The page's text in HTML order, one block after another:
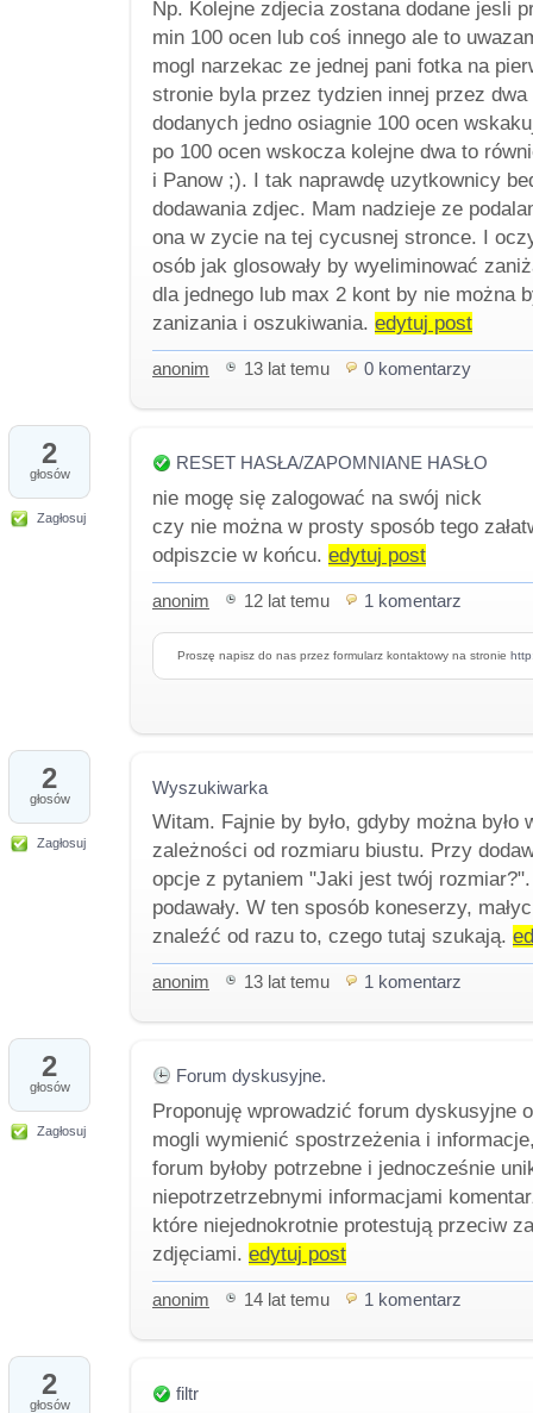
Np. Kolejne zdjecia zostana dodane jesli
min 100 ocen lub coś innego ale to
mogl narzekac ze jednej pani fotka na
stronie byla przez tydzien innej przez
dodanych jedno osiagnie 100 ocen
po 100 ocen wskocza kolejne dwa to
i Panow ;). I tak naprawdę uzytkownicy
dodawania zdjec. Mam nadzieje ze
ona w zycie na tej cycusnej stronce. I
osób jak glosowały by wyeliminować
dla jednego lub max 2 kont by nie można
zanizania i oszukiwania. edytuj post
anonim 13 lat temu 0 komentarzy
2
głosów
Zagłosuj
RESET HASŁA/ZAPOMNIANE HASŁO
nie mogę się zalogować na swój nick
czy nie można w prosty sposób tego
odpiszcie w końcu. edytuj post
anonim 12 lat temu 1 komentarz
Proszę napisz do nas przez formularz kontaktowy na stronie
2
głosów
Zagłosuj
Wyszukiwarka
Witam. Fajnie by było, gdyby można
zależności od rozmiaru biustu. Przy
opcje z pytaniem "Jaki jest twój
podawały. W ten sposób koneserzy,
znaleźć od razu to, czego tutaj szukają.
anonim 13 lat temu 1 komentarz
2
głosów
Zagłosuj
Forum dyskusyjne.
Proponuję wprowadzić forum dyskusyjne
mogli wymienić spostrzeżenia i
forum byłoby potrzebne i jednocześnie
niepotrzetrzebnymi informacjami
które niejednokrotnie protestują przeciw
zdjęciami. edytuj post
anonim 14 lat temu 1 komentarz
2
głosów
filtr